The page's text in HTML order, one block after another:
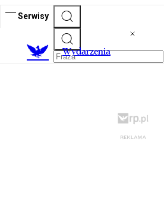
Serwisy
Wydarzenia